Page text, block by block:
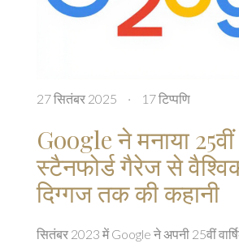
27 सितंबर 2025 · 17 टिप्पणि
Google ने मनाया
स्टैनफोर्ड गैरेज से
दिग्गज तक की कहानी
सितंबर 2023 में Google ने अपनी 25वीं